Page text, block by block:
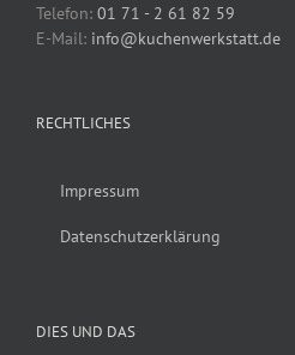
Telefon: 01 71 - 2 61 82 59
E-Mail: info@kuchenwerkstatt.de
RECHTLICHES
Impressum
Datenschutzerklärung
DIES UND DAS